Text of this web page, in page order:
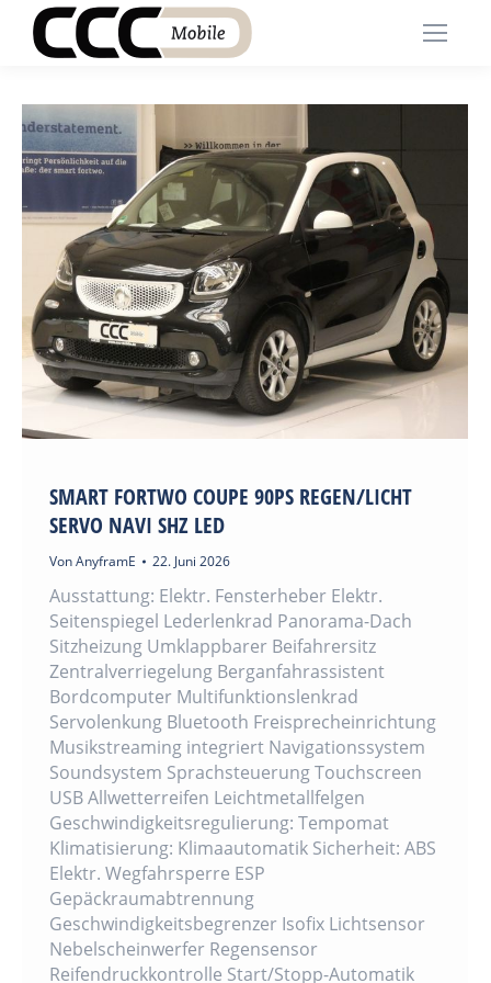
SMART FORTWO COUPE 90PS REGEN/LICHT
SERVO NAVI SHZ LED
VonAnyframE 22. Juni 2026
Ausstattung: Elektr. Fensterheber Elektr.
Seitenspiegel Lederlenkrad Panorama-Dach
Sitzheizung Umklappbarer Beifahrersitz
Zentralverriegelung Berganfahrassistent
Bordcomputer Multifunktionslenkrad
Servolenkung Bluetooth Freisprecheinrichtung
Musikstreaming integriert Navigationssystem
Soundsystem Sprachsteuerung Touchscreen
USB Allwetterreifen Leichtmetallfelgen
Geschwindigkeitsregulierung: Tempomat
Klimatisierung: Klimaautomatik Sicherheit: ABS
Elektr. Wegfahrsperre ESP
Gepäckraumabtrennung
Geschwindigkeitsbegrenzer Isofix Lichtsensor
Nebelscheinwerfer Regensensor
Reifendruckkontrolle Start/Stopp-Automatik